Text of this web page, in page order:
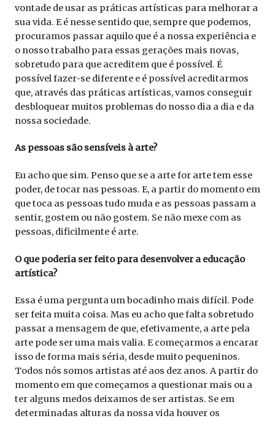
vontade de usar as práticas artísticas para melhorar a
sua vida. E é nesse sentido que, sempre que podemos,
procuramos passar aquilo que é a nossa experiência e
o nosso trabalho para essas gerações mais novas,
sobretudo para que acreditem que é possível. É
possível fazer-se diferente e é possível acreditarmos
que, através das práticas artísticas, vamos conseguir
desbloquear muitos problemas do nosso dia a dia e da
nossa sociedade.
As pessoas são sensíveis à arte?
Eu acho que sim. Penso que se a arte for arte tem esse
poder, de tocar nas pessoas. E, a partir do momento em
que toca as pessoas tudo muda e as pessoas passam a
sentir, gostem ou não gostem. Se não mexe com as
pessoas, dificilmente é arte.
O que poderia ser feito para desenvolver a educação
artística?
Essa é uma pergunta um bocadinho mais difícil. Pode
ser feita muita coisa. Mas eu acho que falta sobretudo
passar a mensagem de que, efetivamente, a arte pela
arte pode ser uma mais valia. E começarmos a encarar
isso de forma mais séria, desde muito pequeninos.
Todos nós somos artistas até aos dez anos. A partir do
momento em que começamos a questionar mais ou a
ter alguns medos deixamos de ser artistas. Se em
determinadas alturas da nossa vida houver os